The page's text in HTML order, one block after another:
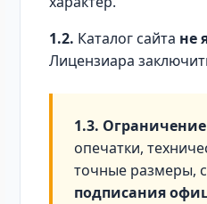
1.2. Каталог сайта не
Лицензиара
1.3.
опечатки,
точные размеры,
подписания